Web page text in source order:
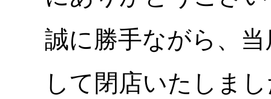
誠に勝手ながら、
して閉店いたしま